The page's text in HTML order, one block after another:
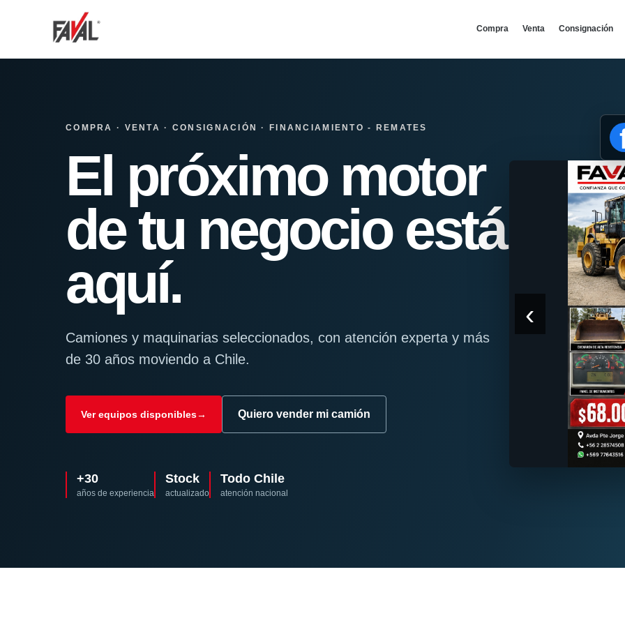
Compra Venta Consignación
COMPRA · VENTA · CONSIGNACIÓN · FINANCIAMIENTO - REMATES
El próximo motor
de tu negocio está
aquí.
Camiones y maquinarias seleccionados, con atención experta y más
de 30 años moviendo a Chile.
Ver equipos disponibles→ Quiero vender mi camión
+30
años de experiencia
Stock
actualizado
Todo Chile
atención nacional
‹